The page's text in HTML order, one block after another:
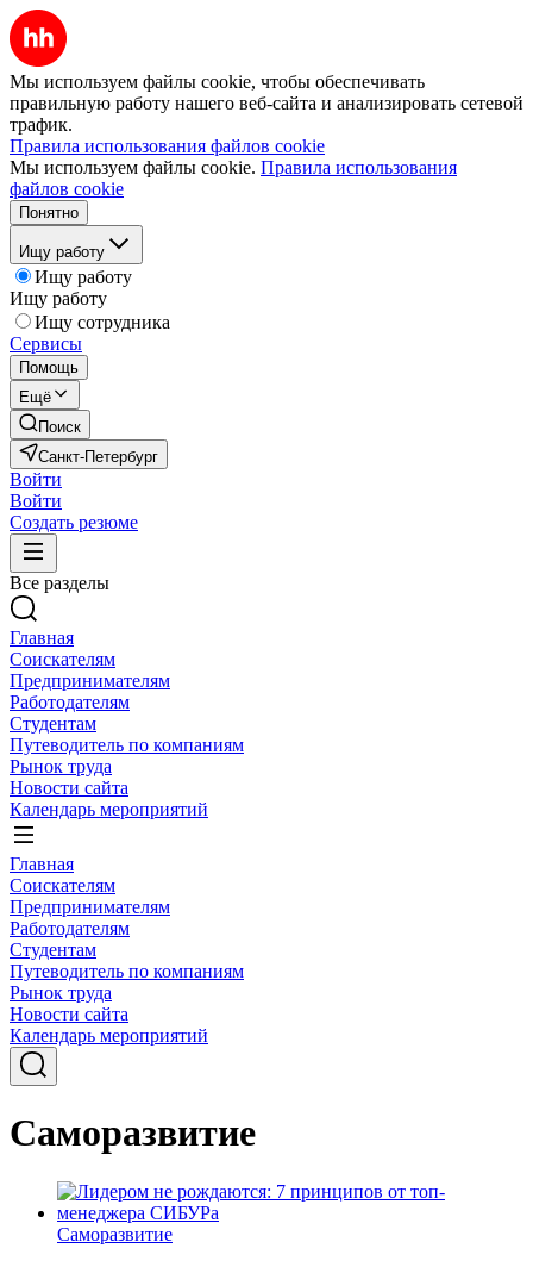
Мы используем файлы cookie, чтобы обеспечивать
правильную работу нашего веб-сайта и анализировать сетевой
трафик.
Правила использования файлов cookie
Мы используем файлы cookie. Правила использования
файлов cookie
Понятно
Ищу работу
Ищу работу
Ищу работу
Ищу сотрудника
Сервисы
Помощь
Ещё
Поиск
Санкт-Петербург
Войти
Войти
Создать резюме
Все разделы
Главная
Соискателям
Предпринимателям
Работодателям
Студентам
Путеводитель по компаниям
Рынок труда
Новости сайта
Календарь мероприятий
Главная
Соискателям
Предпринимателям
Работодателям
Студентам
Путеводитель по компаниям
Рынок труда
Новости сайта
Календарь мероприятий
Саморазвитие
Саморазвитие